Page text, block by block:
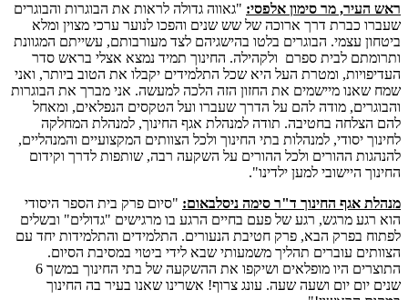
ראש העיר, מר סימון אלפסי: "גאווה גדולה לראות את הבוגרות והבוגרים
שעברו כברת דרך ארוכה של שש שנים והפכו לנוער ערכי מצוין ומלא
ביטחון עצמי. הבוגרים בלטו בהישגיהם לצד מעורבותם, עשייתם המגוונת
ותרומתם לבית ספרם ולקהילה. החינוך תמיד נמצא אצלי בראש סדר
העדיפויות, ומטרת העל היא שכל התלמידים יקבלו את הטוב ביותר, ואני
שמח שאנו מיישמים את החזון הזה הלכה למעשה. אני מברך את הבוגרות
והבוגרים, מודה להם על הדרך שעברו ועל הטקסים הנפלאים, ומאחל
להם הצלחה בחטיבה. תודה למנהלת אגף החינוך, למנהלת המחלקה
לחינוך יסודי, למנהלות בתי החינוך ולכל הצוותים המקצועיים והמנהליים,
להנהגות ההורים ולכל ההורים על השקעה רבה, שותפות לדרך וקידום
החינוך היישובי למען ילדינו".
מנהלת אגף החינוך ד"ר סימה ניסלבאום: "סיום פרק בית הספר היסודי
הוא רגע מרגש, רגע של פעם בחיים הרגע בו מרגישים "גדולים" ובשלים
לפתוח בפרק הבא, פרק חטיבת הנעורים. התלמידים והתלמידות יחד עם
הצוותים עוברים תהליך משמעותי שבא לידי ביטוי במסיבת הסיום.
התוצרים היו מופלאים ושיקפו את ההשקעה של בתי החינוך במשך 6
שנים יום יום ושעה שעה. עונג צרוף! אשרינו שאנו בעיר בה החינוך